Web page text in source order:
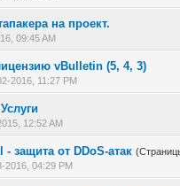
на проект.
09:45 AM
0 голос(ов) - 0 из
vBulletin (5, 4, 3)
2016, 11:27 PM
0 голос(ов) - 0 из
12:52 AM
- защита от DDoS-атак
2016, 04:29 PM
0 голос(ов) - 0 из
12